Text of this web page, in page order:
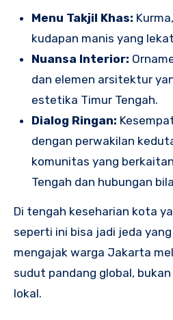
Menu Takjil Khas:
kudapan manis yang
Nuansa Interior:
dan elemen arsitektur
estetika Timur Tengah.
Dialog Ringan:
dengan perwakilan
komunitas yang
Tengah dan hubungan
Di tengah keseharian kota
seperti ini bisa jadi jeda
mengajak warga Jakarta
sudut pandang global,
lokal.